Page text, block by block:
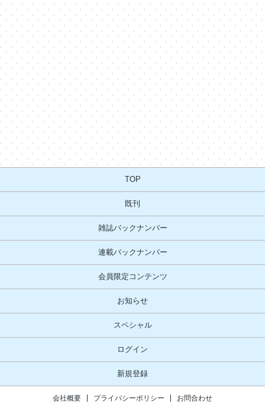
TOP
既刊
雑誌バックナンバー
連載バックナンバー
会員限定コンテンツ
お知らせ
スペシャル
ログイン
新規登録
会社概要 プライバシーポリシー お問合わせ